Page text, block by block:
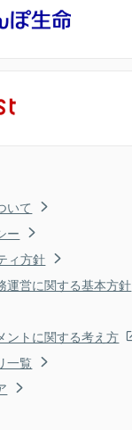
いて
ー
ィ方針
運営に関する基本方針
ントに関する考え方
一覧